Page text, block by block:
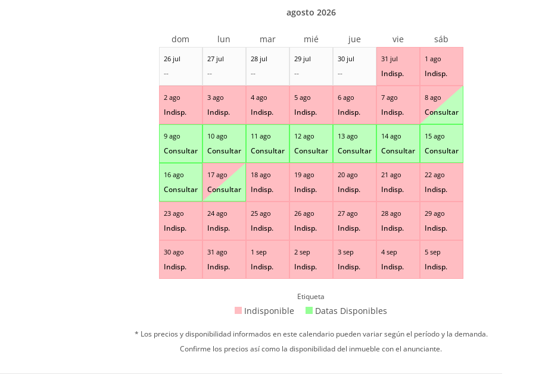
26 jul
--
27 jul
--
28 jul
--
29 jul
--
30 jul
--
31 jul
Indisp.
1 ago
Indisp.
2 ago
Indisp.
3 ago
Indisp.
4 ago
Indisp.
5 ago
Indisp.
6 ago
Indisp.
7 ago
Indisp.
8 ago
Consultar
9 ago
Consultar
10 ago
Consultar
11 ago
Consultar
12 ago
Consultar
13 ago
Consultar
14 ago
Consultar
15 ago
Consultar
16 ago
Consultar
17 ago
Consultar
18 ago
Indisp.
19 ago
Indisp.
20 ago
Indisp.
21 ago
Indisp.
22 ago
Indisp.
23 ago
Indisp.
24 ago
Indisp.
25 ago
Indisp.
26 ago
Indisp.
27 ago
Indisp.
28 ago
Indisp.
29 ago
Indisp.
30 ago
Indisp.
31 ago
Indisp.
1 sep
Indisp.
2 sep
Indisp.
3 sep
Indisp.
4 sep
Indisp.
5 sep
Indisp.
agosto 2026
dom lun mar mié jue vie sáb
Etiqueta
Indisponible Datas Disponibles
* Los precios y disponibilidad informados en este calendario pueden variar según el período y la demanda.
Confirme los precios así como la disponibilidad del inmueble con el anunciante.